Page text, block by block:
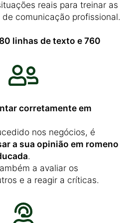
reais para treinar as
comunicação profissional.
linhas de texto e 760
corretamente em
nos negócios, é
a sua opinião em romeno
.
a avaliar os
e a reagir a críticas.